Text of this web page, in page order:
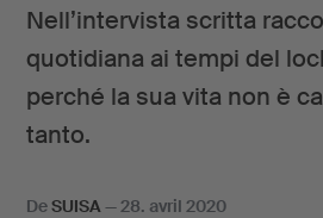
Nell’intervista scritta
quotidiana ai tempi del
perché la sua vita non è
tanto.
DeSUISA—28. avril 2020